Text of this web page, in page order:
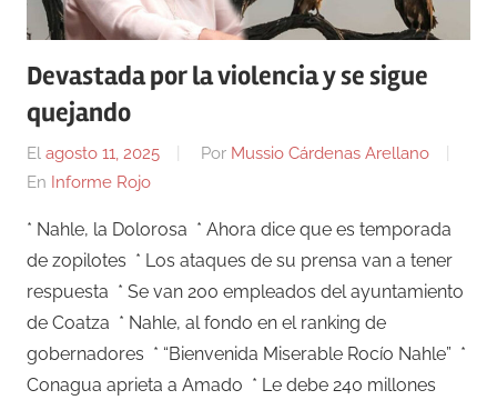
Devastada por la violencia y se sigue
quejando
El agosto 11, 2025 Por Mussio Cárdenas Arellano
En Informe Rojo
* Nahle, la Dolorosa * Ahora dice que es temporada
de zopilotes * Los ataques de su prensa van a tener
respuesta * Se van 200 empleados del ayuntamiento
de Coatza * Nahle, al fondo en el ranking de
gobernadores * “Bienvenida Miserable Rocío Nahle” *
Conagua aprieta a Amado * Le debe 240 millones